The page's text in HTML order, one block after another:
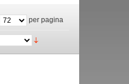
per pagina